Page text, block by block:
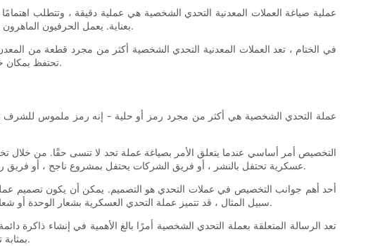
عملية صياغة العملات المعدنية التحدي الشخصية هي عملية دقيقة ، وتتطلب
بعناية. يعمل الحرفيون الماهرون بلا كلل لإحضار هذه التصميمات إلى الحياة ، باستخدام مجموعة من التقنيات التقليدية والتكنولوجيا الحديثة لإنشاء عملة فريدة من نوعها حقًا.
في الختام ، تعد العملات المعدنية التحدي الشخصية أكثر من مجرد قطعة من
تحتفظ بمكان خاص في قلوب أولئك الذين يتلقونها. مع استمرار نمو شعبية العملات المعدنية التحدي الشخصية ، ستستمر أهميتها وتأثيرها في التوسع فقط.
عملة التحدي الشخصية هي أكثر من مجرد رمز أو حلية - إنه رمز ملموس للشرف
التخصيص أمر أساسي عندما يتعلق الأمر بصياغة عملة تحد لا تنسى حقًا. من
عسكرية تحتفل بالنشر ، أو فريق الشركات يحتفل بمشروع ناجح ، أو فريق رياضي يكرم فوزًا في البطولة ، فإن العملات المعدنية الشخصية لديها القدرة على الحصول على جوهر اللحظة والحفاظ عليه لسنوات قادمة.
أحد أهم جوانب التخصيص في عملات التحدي هو التصميم. يمكن أن يكون تصميم
سبيل المثال ، قد تتميز عملة التحدي العسكرية بشعار الوحدة أو شعار أو تواريخ النشر. قد تتضمن عملة تحدي الشركات شعار الشركة أو رسالة خاصة أو حتى شكل مخصص يعكس الصناعة أو قيم المؤسسة.
تعد الرسالة المتعلقة بعملة التحدي الشخصية أمرًا بالغ الأهمية في إنشاء
بمثابة تذكير بأهمية العملة المعدنية. يمكن أن ينقل اختيار الكلمات والخطوط المشاعر المقصودة وإضافة لمسة شخصية تعزز المعنى العام للعملة.